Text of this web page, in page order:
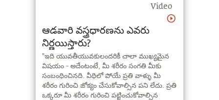
Video
ఆడవారి వస్త్రధారణను ఎవరు
నిర్ణయిస్తారు?
"ఇది యువతీయువకులందరికీ చాలా ముఖ్యమైన
విషయం - అదేంటంటే, మీ శరీరం సంగతి మీకు
సంబంధించినది. వీధిలో పోయే ప్రతి వాళ్ళు మీ
శరీరం గురించి జోక్యం చేసుకోవాల్సిన పని లేదు. ప్రతి
ఒక్కరూ మీ శరీరం గురించి పట్టించుకోవాల్సిన